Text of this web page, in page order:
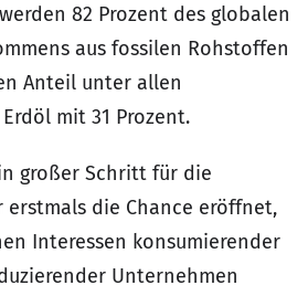
82 Prozent des globalen
aus fossilen Rohstoffen
Anteil unter allen
mit 31 Prozent.
großer Schritt für die
erstmals die Chance eröffnet,
Interessen konsumierender
Unternehmen